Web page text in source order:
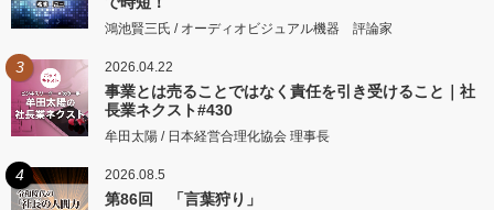
鴻池賢三氏 / オーディオビジュアル機器 評論家
3 2026.04.22
事業とは売ることではなく責任を引き受けること｜社
長業ネクスト#430
牟田太陽 / 日本経営合理化協会 理事長
4 2026.08.5
第86回 「言葉狩り」